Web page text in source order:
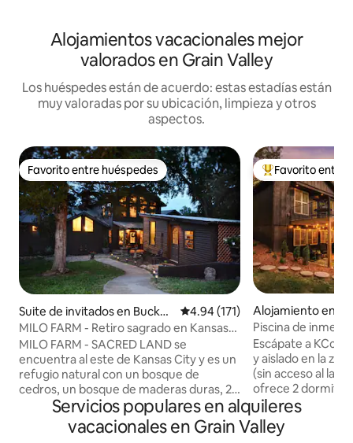
Alojamientos vacacionales mejor
valorados en Grain Valley
Los huéspedes están de acuerdo: estas estadías están
muy valoradas por su ubicación, limpieza y otros
aspectos.
Favorito entre huéspedes
Favorito entre huéspedes
Suite de invitados en Buckne
r
Calificación promedio: 4.94 de
4.94 (171)
MILO FARM - Retiro sagrado en Kansas
City
MILO FARM - SACRED LAND se
encuentra al este de Kansas City y es un
refugio natural con un bosque de
cedros, un bosque de maderas duras, 2
estanques, una cabaña bohemia, un
estudio de arte, una piscina, un granero,
kilómetros de senderos y caprichosos
Favorito entre
Favorito entre
Alojamiento en
Piscina de
minutos de
Escápate a
y aislado en la
(sin acceso al
ofrece 2
piscina profunda
una bañera de
bosque, una
Servicios populares en alquileres
vacacionales en Grain Valley